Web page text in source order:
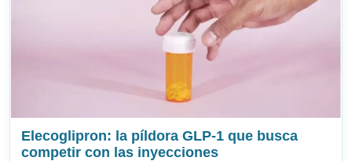
Elecoglipron: la píldora GLP-1 que busca
competir con las inyecciones